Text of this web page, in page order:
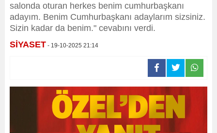
salonda oturan herkes benim cumhurbaşkanı
adayım. Benim Cumhurbaşkanı adaylarım sizsiniz.
Sizin kadar da benim." cevabını verdi.
SİYASET - 19-10-2025 21:14